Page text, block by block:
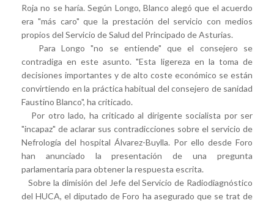
Roja no se haría. Según Longo, Blanco alegó que el acuerdo
era "más caro" que la prestación del servicio con medios
propios del Servicio de Salud del Principado de Asturias.
Para Longo "no se entiende" que el consejero se
contradiga en este asunto. "Esta ligereza en la toma de
decisiones importantes y de alto coste económico se están
convirtiendo en la práctica habitual del consejero de sanidad
Faustino Blanco", ha criticado.
Por otro lado, ha criticado al dirigente socialista por ser
"incapaz" de aclarar sus contradicciones sobre el servicio de
Nefrología del hospital Álvarez-Buylla. Por ello desde Foro
han anunciado la presentación de una pregunta
parlamentaria para obtener la respuesta escrita.
Sobre la dimisión del Jefe del Servicio de Radiodiagnóstico
del HUCA, el diputado de Foro ha asegurado que se trat de